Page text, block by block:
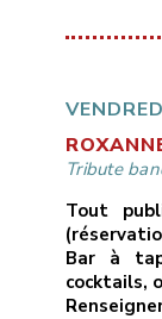
varier avec
Tribute
Tout
Bar à
cocktails,